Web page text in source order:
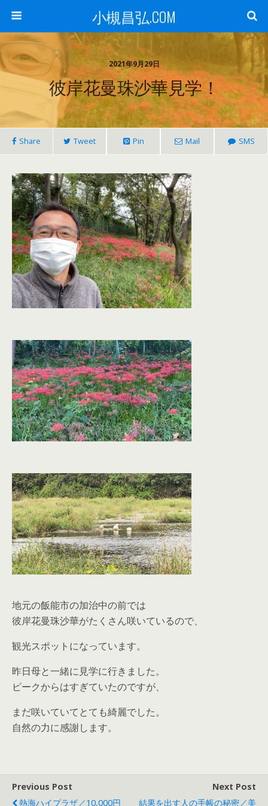
小槻昌弘.COM
2021年9月29日
彼岸花曼珠沙華見学！
Share Tweet Pin Mail SMS
地元の飯能市の加治中の前では
彼岸花曼珠沙華がたくさん咲いているので、
観光スポットになっています。
昨日母と一緒に見学に行きました。
ピークからはすぎていたのですが、
まだ咲いていてとても綺麗でした。
自然の力に感謝します。
Previous Post
熱海ハイプラザ／10,000円
Next Post
結果を出す人の手帳の秘密／美